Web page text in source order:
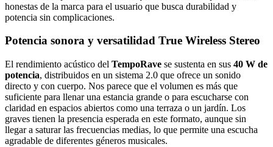
honestas de la marca para el usuario que busca durabilidad y
potencia sin complicaciones.
Potencia sonora y versatilidad True Wireless Stereo
El rendimiento acústico del TempoRave se sustenta en sus 40 W de
potencia, distribuidos en un sistema 2.0 que ofrece un sonido
directo y con cuerpo. Nos parece que el volumen es más que
suficiente para llenar una estancia grande o para escucharse con
claridad en espacios abiertos como una terraza o un jardín. Los
graves tienen la presencia esperada en este formato, aunque sin
llegar a saturar las frecuencias medias, lo que permite una escucha
agradable de diferentes géneros musicales.